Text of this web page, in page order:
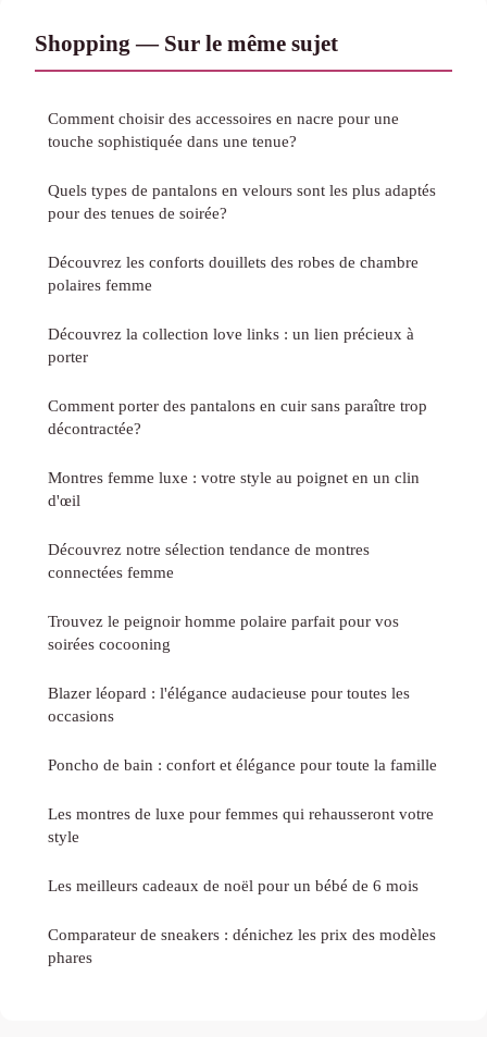
Shopping — Sur le même sujet
Comment choisir des accessoires en nacre pour une
touche sophistiquée dans une tenue?
Quels types de pantalons en velours sont les plus adaptés
pour des tenues de soirée?
Découvrez les conforts douillets des robes de chambre
polaires femme
Découvrez la collection love links : un lien précieux à
porter
Comment porter des pantalons en cuir sans paraître trop
décontractée?
Montres femme luxe : votre style au poignet en un clin
d'œil
Découvrez notre sélection tendance de montres
connectées femme
Trouvez le peignoir homme polaire parfait pour vos
soirées cocooning
Blazer léopard : l'élégance audacieuse pour toutes les
occasions
Poncho de bain : confort et élégance pour toute la famille
Les montres de luxe pour femmes qui rehausseront votre
style
Les meilleurs cadeaux de noël pour un bébé de 6 mois
Comparateur de sneakers : dénichez les prix des modèles
phares